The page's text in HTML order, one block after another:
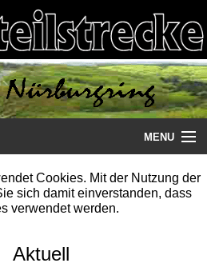
MENU
Cookies. Mit der Nutzung der
sich damit einverstanden, dass
verwendet werden.
Aktuell